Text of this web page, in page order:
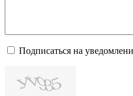
Подписаться на